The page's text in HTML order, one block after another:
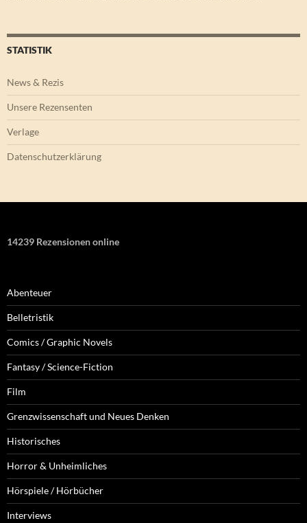
STATISTIK
News & Rezis
Unsere Rezensenten
Verlage
Datenschutzerklärung
14239 Rezensionen online
Abenteuer
Belletristik
Comics / Graphic Novels
Fantasy / Science-Fiction
Film
Grenzwissenschaft und Neues Denken
Historisches
Horror & Unheimliches
Hörspiele / Hörbücher
Interviews